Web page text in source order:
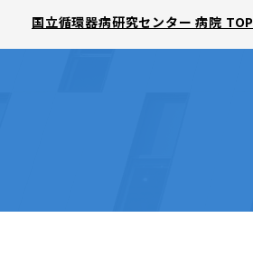
国立循環器病研究センター 病院 TOP